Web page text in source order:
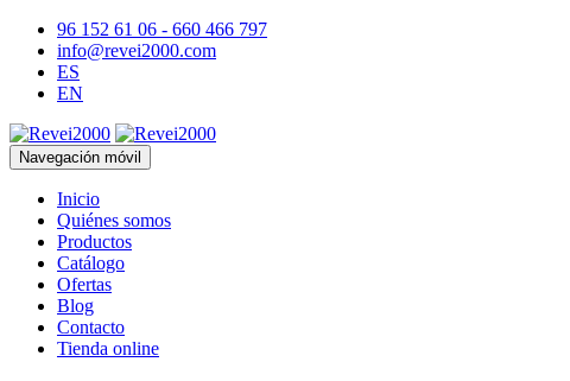
96 152 61 06 - 660 466 797
info@revei2000.com
ES
EN
Navegación móvil
Inicio
Quiénes somos
Productos
Catálogo
Ofertas
Blog
Contacto
Tienda online